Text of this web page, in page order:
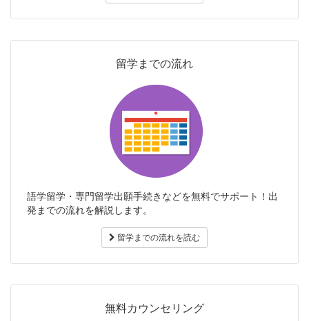
留学までの流れ
語学留学・専門留学出願手続きなどを無料でサポート！出
発までの流れを解説します。
留学までの流れを読む
無料カウンセリング